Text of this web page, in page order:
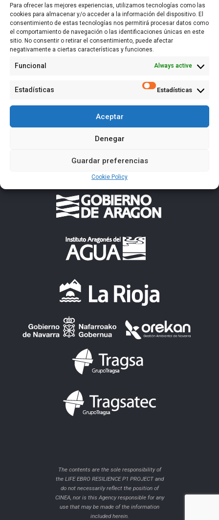
Para ofrecer las mejores experiencias, utilizamos tecnologías como las
cookies para almacenar y/o acceder a la información del dispositivo. El
consentimiento de estas tecnologías nos permitirá procesar datos como
el comportamiento de navegación o las identificaciones únicas en este
sitio. No consentir o retirar el consentimiento, puede afectar
negativamente a ciertas características y funciones.
Funcional Always active
Estadísticas Estadísticas
Aceptar
Denegar
Guardar preferencias
Cookie Policy
The contents are the sole responsibility of
the LIFE EBRO RESILIENCE P1 PROJECT and
do not necessarily reflect the position of
CINEA, nor is this Agency responsible for any
use that may be made of the information
included herein.
English Español(Spanish)